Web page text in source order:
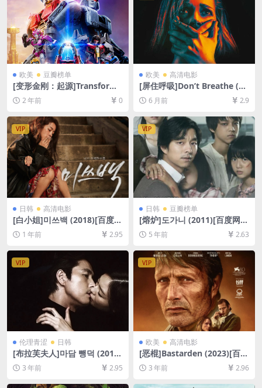
欧美 豆瓣榜单
[变形金刚：起源]Transforme
rs One (2024)[百度网盘+夸克
网盘1080P超清未删减资源]
[网盘在线播放/下载][MP4/6.
4GB][中英字幕]
2 年前 0
欧美 高清电影
[屏住呼吸]Don’t Breathe (20
16)[百度网盘+夸克网盘1080P
超清未删减资源][网盘在线播
放/下载][MP4/5.8GB][中英字
幕]
6 月前 2.9
VIP
日韩 高清电影
[白小姐]미쓰백 (2018)[百度网
盘+夸克网盘1080P超清未删
减资源][网盘在线播放/下载]
1 年前 2.95
VIP
日韩 豆瓣榜单
[熔炉]도가니 (2011)[百度网盘
+夸克网盘+迅雷云盘资源1080
P超清未删减][MP4/7.9GB][韩
5 年前 2.63
VIP
伦理青涩 日韩
[布拉芙夫人]마담 뺑덕 (2014)
[百度网盘+迅雷云盘+夸克网
盘资源1080P超清未删减][MP
4/7GB][韩语中字]
3 年前 2.95
VIP
欧美 高清电影
[恶棍]Bastarden (2023)[百度
网盘+夸克网盘1080P超清未
删减资源][网盘在线播放/下
载][MP4/8GB][中文字幕]
3 年前 2.96